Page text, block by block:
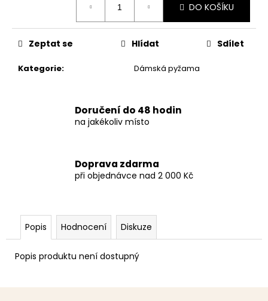
DO KOŠÍKU
Kategorie: Dámská pyžama
Zeptat se Hlídat Sdílet
Doručení do 48 hodin
na jakékoliv místo
Doprava zdarma
při objednávce nad 2 000 Kč
Popis Hodnocení Diskuze
Popis produktu není dostupný
KNOFLÍKY
VOLÁNEM